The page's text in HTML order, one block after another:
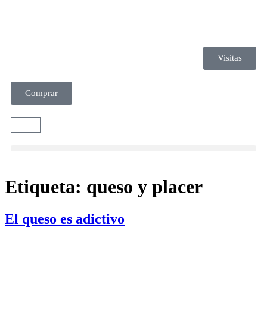
Visitas
Comprar
Etiqueta: queso y placer
El queso es adictivo